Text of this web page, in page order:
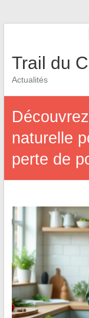
Trail du
Actualités
naturelle
perte de